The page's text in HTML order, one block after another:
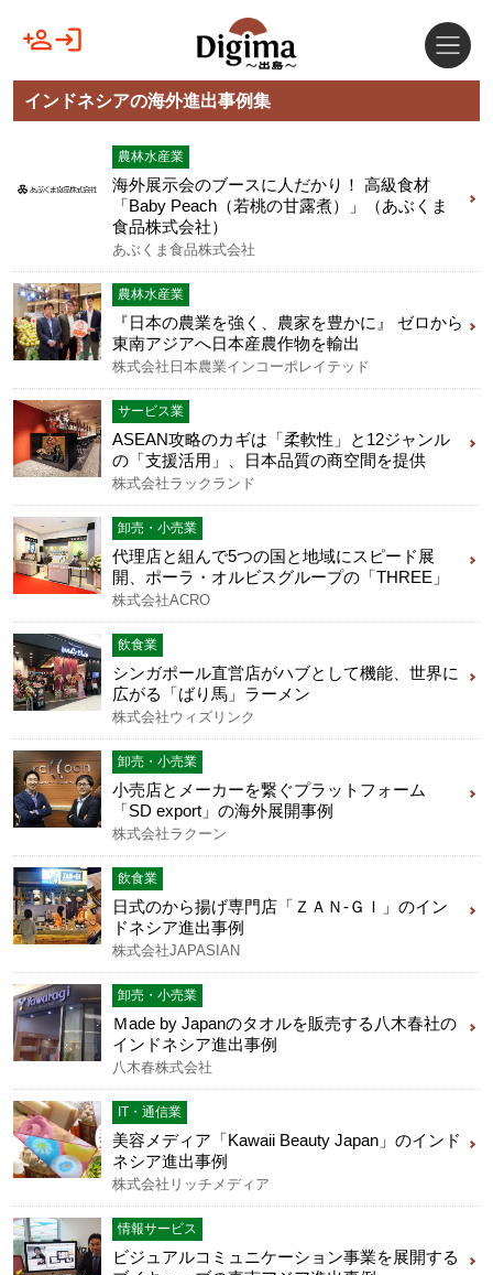
インドネシアの海外進出事例集
農林水産業
海外展示会のブースに人だかり！ 高級食材
「Baby Peach（若桃の甘露煮）」（あぶくま
食品株式会社）
あぶくま食品株式会社
農林水産業
『日本の農業を強く、農家を豊かに』 ゼロから
東南アジアへ日本産農作物を輸出
株式会社日本農業インコーポレイテッド
サービス業
ASEAN攻略のカギは「柔軟性」と12ジャンル
の「支援活用」、日本品質の商空間を提供
株式会社ラックランド
卸売・小売業
代理店と組んで5つの国と地域にスピード展
開、ポーラ・オルビスグループの「THREE」
株式会社ACRO
飲食業
シンガポール直営店がハブとして機能、世界に
広がる「ばり馬」ラーメン
株式会社ウィズリンク
卸売・小売業
小売店とメーカーを繋ぐプラットフォーム
「SD export」の海外展開事例
株式会社ラクーン
飲食業
日式のから揚げ専門店「ＺＡＮ-ＧＩ」のイン
ドネシア進出事例
株式会社JAPASIAN
卸売・小売業
Ｍade by Japanのタオルを販売する八木春社の
インドネシア進出事例
八木春株式会社
IT・通信業
美容メディア「Kawaii Beauty Japan」のインド
ネシア進出事例
株式会社リッチメディア
情報サービス
ビジュアルコミュニケーション事業を展開する